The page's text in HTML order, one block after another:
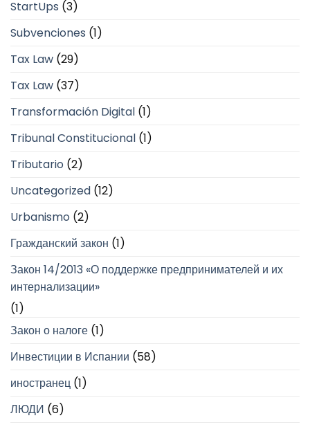
StartUps (3)
Subvenciones (1)
Tax Law (29)
Tax Law (37)
Transformación Digital (1)
Tribunal Constitucional (1)
Tributario (2)
Uncategorized (12)
Urbanismo (2)
Гражданский закон (1)
Закон 14/2013 «О поддержке предпринимателей и их
интернализации»
(1)
Закон о налоге (1)
Инвестиции в Испании (58)
иностранец (1)
ЛЮДИ (6)